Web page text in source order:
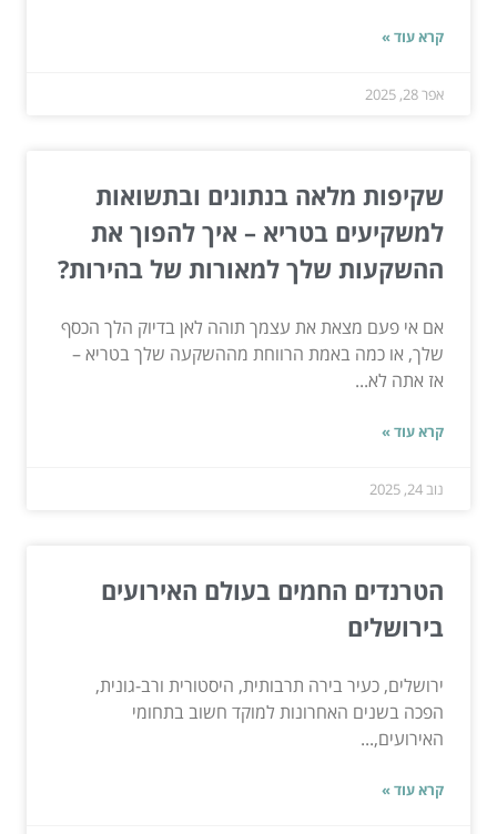
קרא עוד »
אפר 28, 2025
שקיפות מלאה בנתונים ובתשואות
למשקיעים בטריא – איך להפוך את
ההשקעות שלך למאורות של בהירות?
אם אי פעם מצאת את עצמך תוהה לאן בדיוק הלך הכסף
שלך, או כמה באמת הרווחת מההשקעה שלך בטריא –
אז אתה לא...
קרא עוד »
נוב 24, 2025
הטרנדים החמים בעולם האירועים
בירושלים
ירושלים, כעיר בירה תרבותית, היסטורית ורב-גונית,
הפכה בשנים האחרונות למוקד חשוב בתחומי
האירועים,...
קרא עוד »